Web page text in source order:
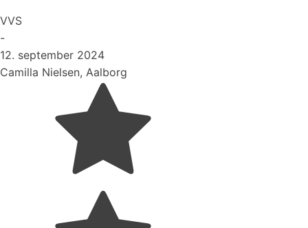
VVS
-
12. september 2024
Camilla Nielsen, Aalborg